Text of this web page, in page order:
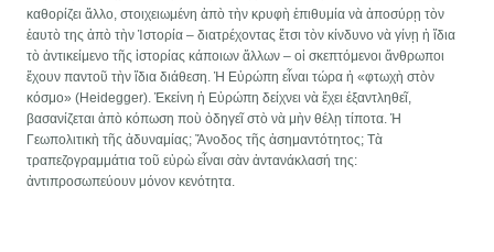
καθορίζει ἄλλο, στοιχειωμένη ἀπὸ τὴν κρυφὴ ἐπιθυμία νὰ ἀποσύρῃ τὸν
ἐαυτὸ της ἀπὸ τὴν Ἱστορία – διατρέχοντας ἔτσι τὸν κίνδυνο νὰ γίνῃ ἡ ἴδια
τὸ ἀντικείμενο τῆς ἱστορίας κάποιων ἄλλων – οἱ σκεπτόμενοι ἄνθρωποι
ἔχουν παντοῦ τὴν ἴδια διάθεση. Ἡ Εὐρώπη εἶναι τώρα ἡ «φτωχὴ στὸν
κόσμο» (Heidegger). Ἐκείνη ἡ Εὐρώπη δείχνει νὰ ἔχει ἐξαντληθεῖ,
βασανίζεται ἀπὸ κόπωση ποὺ ὀδηγεῖ στὸ νὰ μὴν θέλῃ τίποτα. Ἡ
Γεωπολιτικὴ τῆς ἀδυναμίας; Ἄνοδος τῆς ἀσημαντότητος; Τὰ
τραπεζογραμμάτια τοῦ εὐρὼ εἶναι σὰν ἀντανάκλασή της:
ἀντιπροσωπεύουν μόνον κενότητα.